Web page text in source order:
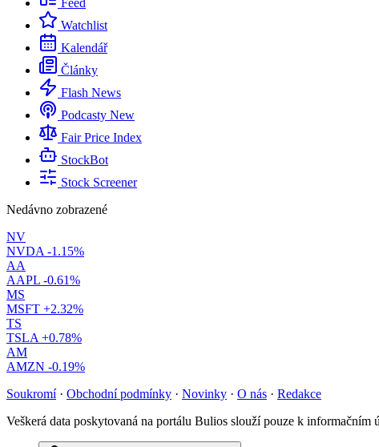
Feed
Watchlist
Kalendář
Články
Flash News
Podcasty New
Fair Price Index
StockBot
Stock Screener
Nedávno zobrazené
NV
NVDA -1.15%
AA
AAPL -0.61%
MS
MSFT +2.32%
TS
TSLA +0.78%
AM
AMZN -0.19%
Soukromí · Obchodní podmínky · Novinky · O nás · Redakce
Veškerá data poskytovaná na portálu Bulios slouží pouze k informačním